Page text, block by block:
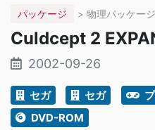
パッケージ > 物理パッケージ
Culdcept 2
2002-09-26
セガ セガ
DVD-ROM